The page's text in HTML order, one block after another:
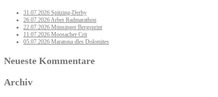
31.07.2026 Spitzing-Derby
26.07.2026 Arber Radmarathon
22.07.2026 Münsinger Bergsprint
11.07.2026 Moosacher Crit
05.07.2026 Maratona dles Dolomites
Neueste Kommentare
Archiv